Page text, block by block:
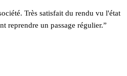
Très satisfait du rendu vu l'état
reprendre un passage régulier.”